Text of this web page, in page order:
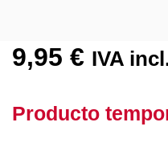
9,95 € IVA
Producto